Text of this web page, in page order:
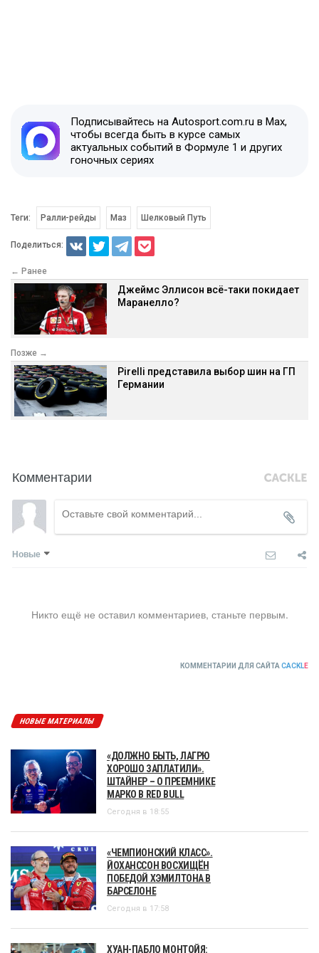
Подписывайтесь на Autosport.com.ru в Max,
чтобы всегда быть в курсе самых
актуальных событий в Формуле 1 и других
гоночных сериях
Теги: Ралли-рейды Маз Шелковый Путь
Поделиться:
← Ранее
Джеймс Эллисон всё-таки покидает
Маранелло?
Позже →
Pirelli представила выбор шин на ГП
Германии
Комментарии
Новые
Никто ещё не оставил комментариев, станьте первым.
КОММЕНТАРИИ ДЛЯ САЙТА CACKLE
НОВЫЕ МАТЕРИАЛЫ
«ДОЛЖНО БЫТЬ, ЛАГРЮ
ХОРОШО ЗАПЛАТИЛИ».
ШТАЙНЕР – О ПРЕЕМНИКЕ
МАРКО В RED BULL
Сегодня в 18:55
«ЧЕМПИОНСКИЙ КЛАСС».
ЙОХАНССОН ВОСХИЩЁН
ПОБЕДОЙ ХЭМИЛТОНА В
БАРСЕЛОНЕ
Сегодня в 17:58
ХУАН-ПАБЛО МОНТОЙЯ: